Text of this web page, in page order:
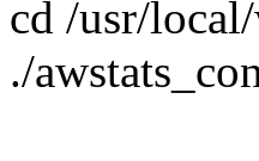
cd /usr/
./